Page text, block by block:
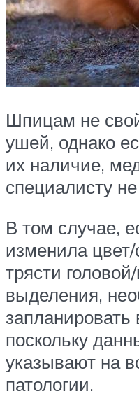
Шпицам не
ушей, однако
их наличие,
специалисту
В том случае,
изменила
трясти
выделения,
запланировать
поскольку
указывают на
патологии.